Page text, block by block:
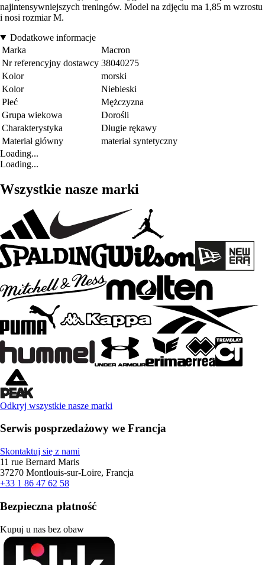
najintensywniejszych treningów. Model na zdjęciu ma 1,85 m wzrostu
i nosi rozmiar M.
Dodatkowe informacje
Marka
Macron
Nr referencyjny dostawcy 38040275
Kolor
morski
Kolor
Niebieski
Płeć
Mężczyzna
Grupa wiekowa
Dorośli
Charakterystyka
Długie rękawy
Materiał główny
materiał syntetyczny
Loading...
Loading...
Wszystkie nasze marki
Odkryj wszystkie nasze marki
Serwis posprzedażowy we Francja
Skontaktuj się z nami
11 rue Bernard Maris
37270 Montlouis-sur-Loire, Francja
+33 1 86 47 62 58
Bezpieczna płatność
Kupuj u nas bez obaw